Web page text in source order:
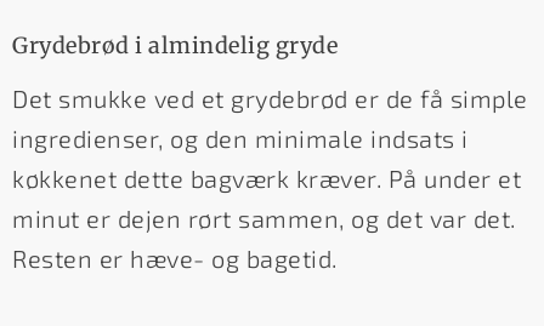
Grydebrød i almindelig gryde
Det smukke ved et grydebrød er de få simple
ingredienser, og den minimale indsats i
køkkenet dette bagværk kræver. På under et
minut er dejen rørt sammen, og det var det.
Resten er hæve- og bagetid.